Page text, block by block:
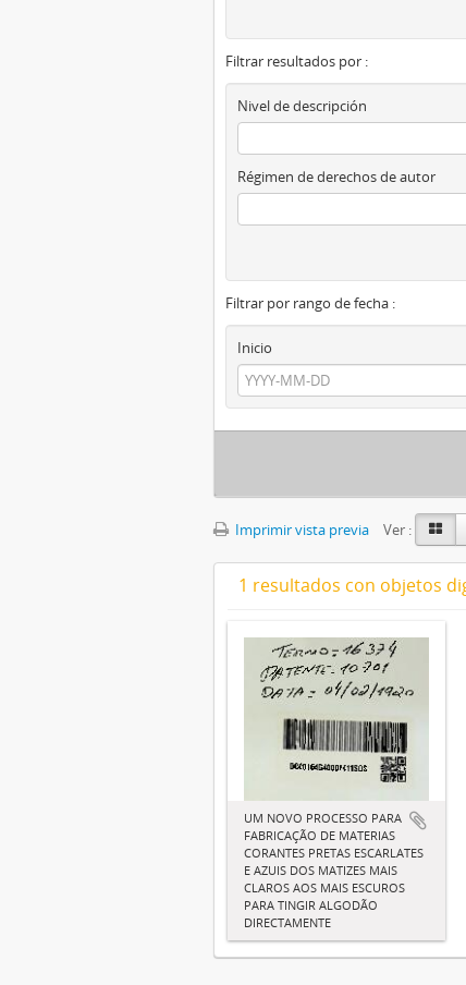
Filtrar resultados por :
Nivel de descripción
Régimen de derechos de autor
Filtrar por rango de fecha :
Inicio
Imprimir vista previa Ver :
1 resultados con objetos
UM NOVO PROCESSO PARA
FABRICAÇÃO DE MATERIAS
CORANTES PRETAS ESCARLATES
E AZUIS DOS MATIZES MAIS
CLAROS AOS MAIS ESCUROS
PARA TINGIR ALGODÃO
DIRECTAMENTE